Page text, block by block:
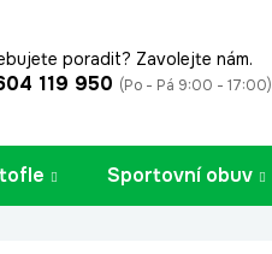
poradit? Zavolejte nám.
119 950 (Po - Pá 9:00 - 17:00)
Sportovní obuv